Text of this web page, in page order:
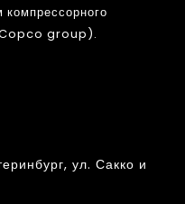
group).
ул. Сакко и